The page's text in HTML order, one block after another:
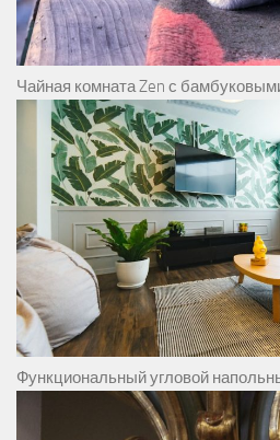
Чайная комната Zen с
Функциональный угловой